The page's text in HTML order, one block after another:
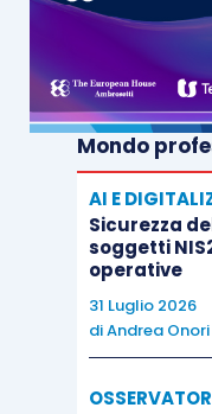
Mondo
AI E
Sicurezza
soggetti
operative
31 Luglio 2026
diAndrea Onori